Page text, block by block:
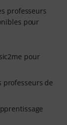
professeurs
pour
pour
professeurs de